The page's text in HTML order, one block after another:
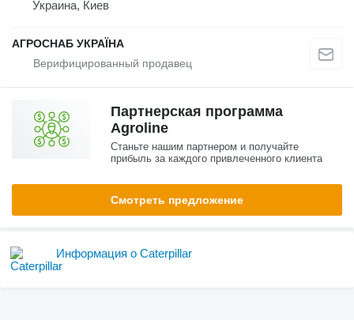
Украина, Киев
АГРОСНАБ УКРАЇНА
Партнерская программа
Agroline
Станьте нашим партнером и получайте
прибыль за каждого привлеченного клиента
Смотреть предложение
Информация о Caterpillar